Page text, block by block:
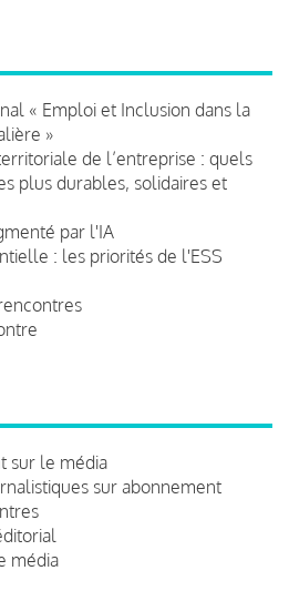
« Emploi et Inclusion dans la
»
de l’entreprise : quels
plus durables, solidaires et
par l'IA
: les priorités de l'ESS
sur le média
sur abonnement
média